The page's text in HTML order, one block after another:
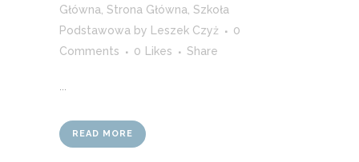
Główna, Strona Główna, Szkoła
Podstawowa by Leszek Czyż
0
Comments
0 Likes Share
...
READ MORE